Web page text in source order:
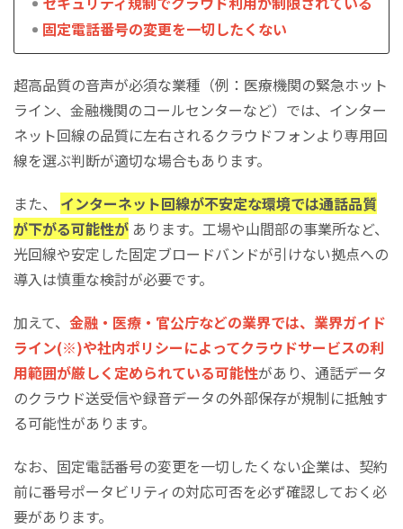
固定電話番号の変更を一切したくない
超高品質の音声が必須な業種（例：医療機関の緊急ホット
ライン、金融機関のコールセンターなど）では、インター
ネット回線の品質に左右されるクラウドフォンより専用回
線を選ぶ判断が適切な場合もあります。
また、 インターネット回線が不安定な環境では通話品質
が下がる可能性が あります。工場や山間部の事業所など、
光回線や安定した固定ブロードバンドが引けない拠点への
導入は慎重な検討が必要です。
加えて、 金融・医療・官公庁などの業界では、業界ガイド
ライン(※)や社内ポリシーによってクラウドサービスの利
用範囲が厳しく定められている可能性があり、通話データ
のクラウド送受信や録音データの外部保存が規制に抵触す
る可能性があります。
なお、固定電話番号の変更を一切したくない企業は、契約
前に番号ポータビリティの対応可否を必ず確認しておく必
要があります。